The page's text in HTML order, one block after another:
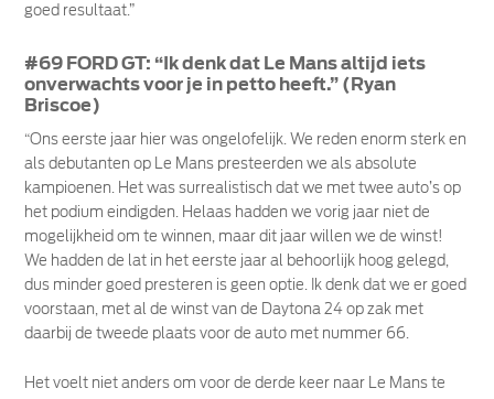
goed resultaat.”
#69 FORD GT: “Ik denk dat Le Mans altijd iets
onverwachts voor je in petto heeft.” (Ryan
Briscoe)
“Ons eerste jaar hier was ongelofelijk. We reden enorm sterk en
als debutanten op Le Mans presteerden we als absolute
kampioenen. Het was surrealistisch dat we met twee auto’s op
het podium eindigden. Helaas hadden we vorig jaar niet de
mogelijkheid om te winnen, maar dit jaar willen we de winst!
We hadden de lat in het eerste jaar al behoorlijk hoog gelegd,
dus minder goed presteren is geen optie. Ik denk dat we er goed
voorstaan, met al de winst van de Daytona 24 op zak met
daarbij de tweede plaats voor de auto met nummer 66.
Het voelt niet anders om voor de derde keer naar Le Mans te